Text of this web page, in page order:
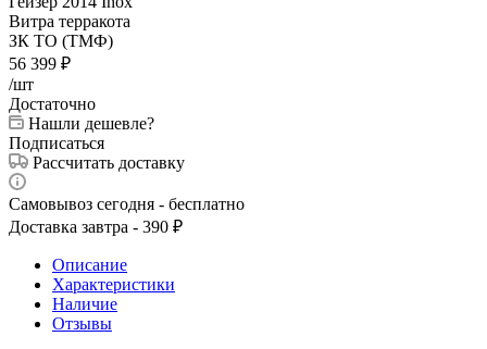
56 399 ₽
/шт
Достаточно
Нашли дешевле?
Подписаться
Рассчитать доставку
Самовывоз сегодня - бесплатно
Доставка завтра - 390 ₽
Описание
Характеристики
Наличие
Отзывы